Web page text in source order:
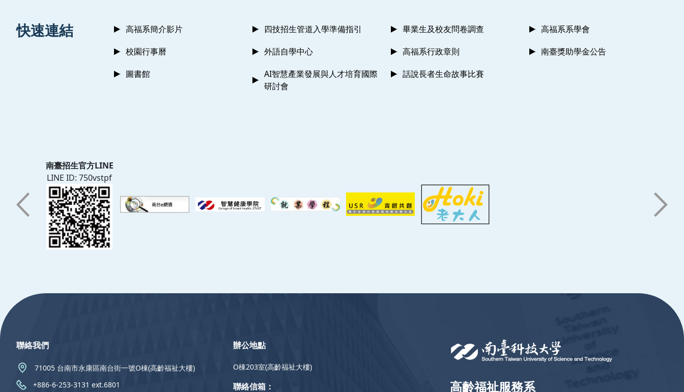
快速連結 高福系簡介影片 四技招生管道入學準備指引 畢業生及校友問卷調查
高福系系學會
校園行事曆
外語自學中心 高福系行政章則
南臺獎助學金公告
圖書館
AI智慧產業發展與人才培育國際
研討會
話說長者生命故事比賽
南臺招生官方LINE
LINE ID: 750vstpf
高齡福祉服務系
聯絡我們
71005 台南市永康區南台街一號O棟(高齡福祉大樓)
+886-6-253-3131 ext.6801
辦公地點
O棟203室(高齡福祉大樓)
聯絡信箱：